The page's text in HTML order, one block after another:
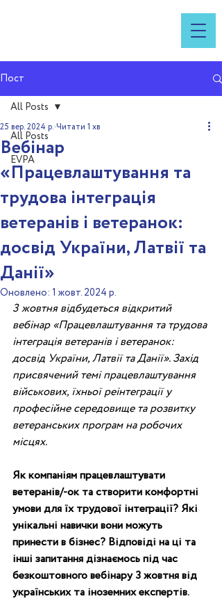
Пост
All Posts
EVPA
All Posts
Вебінар
«Працевлаштування та
трудова інтеграція
ветеранів і ветеранок:
досвід України, Латвії та
Данії»
25 вер. 2024 р. Читати 1 хв
Оновлено: 1 жовт. 2024 р.
3 жовтня відбудеться відкритий
вебінар «Працевлаштування та трудова
інтеграція ветеранів і ветеранок:
досвід України, Латвії та Данії». Захід
присвячений темі працевлаштування
військових, їхньої реінтеграції у
професійне середовище та розвитку
ветеранських програм на робочих
місцях.
Як компаніям працевлаштувати
ветеранів/-ок та створити комфортні
умови для їх трудової інтеграції? Які
унікальні навички вони можуть
принести в бізнес? Відповіді на ці та
інші запитання дізнаємось під час
безкоштовного вебінару 3 жовтня від
українських та іноземних експертів.